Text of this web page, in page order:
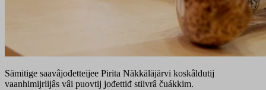
Sämitige saavâjođetteijee Pirita Näkkäläjärvi koskâldutij
vaanhimijriijâs vâi puovtij jođettiđ stiivrâ čuákkim.